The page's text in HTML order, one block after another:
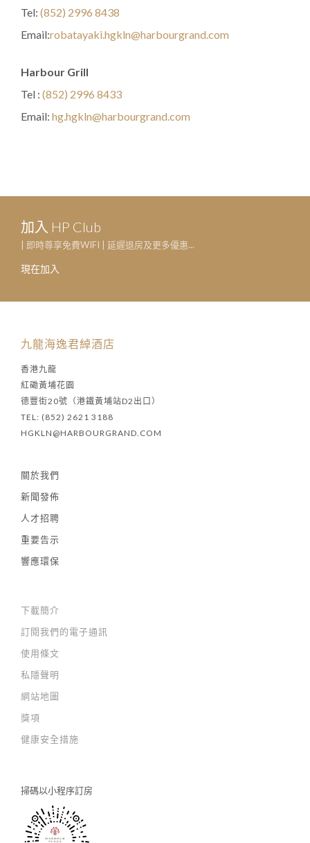
Tel: (852) 2996 8438
Email:robatayaki.hgkln@harbourgrand.com
Harbour Grill
Tel : (852) 2996 8433
Email: hg.hgkln@harbourgrand.com
加入 HP Club
| 即時尊享免費WIFI | 延遲退房及更多優惠...
現在加入
九龍海逸君綽酒店
香港九龍
紅磡黃埔花園
德豐街20號（港鐵黃埔站D2出口）
TEL: (852) 2621 3188
HGKLN@HARBOURGRAND.COM
關於我們
新聞發佈
人才招聘
重要告示
響應環保
下載簡介
訂閱我們的電子通訊
使用條文
私隱聲明
網站地圖
獎項
健康安全措施
掃碼以小程序訂房